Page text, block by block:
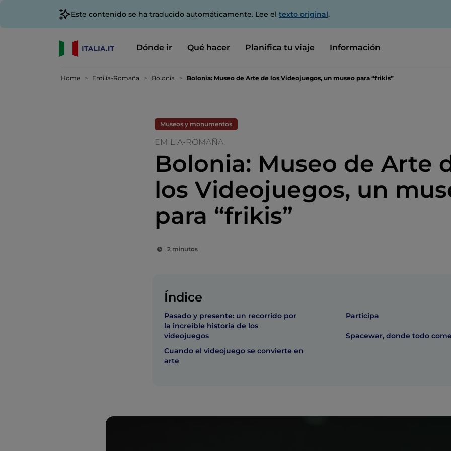
Este contenido se ha traducido automáticamente. Lee el texto original.
Dónde ir Qué hacer Planifica tu viaje Información
Home Emilia-Romaña Bolonia Bolonia: Museo de Arte de los Videojuegos, un museo para “frikis”
Museos y monumentos
EMILIA-ROMAÑA
Bolonia: Museo de Arte
los Videojuegos, un
para “frikis”
2 minutos
Índice
Pasado y presente: un recorrido por
la increíble historia de los
videojuegos
Cuando el videojuego se convierte en
arte
Participa
Spacewar, donde todo